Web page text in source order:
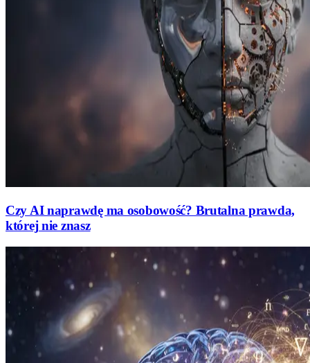
Czy AI naprawdę ma osobowość? Brutalna prawda,
której nie znasz